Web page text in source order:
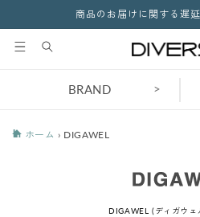
進む
商品のお届けに関する遅
BRAND >
ホーム › DIGAWEL
DIGAWEL (ディガウェ